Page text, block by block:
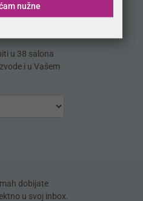
u 38 salona
i u Vašem
dobijate
u svoj inbox.
nužne